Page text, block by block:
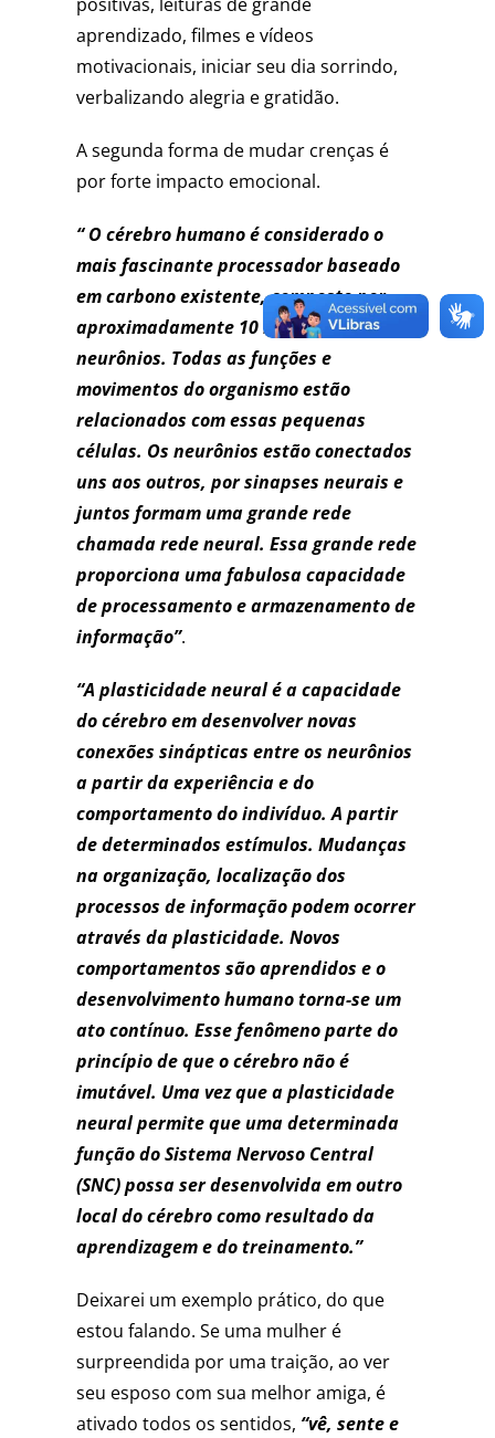
aprendizado, filmes e vídeos
motivacionais, iniciar seu dia sorrindo,
verbalizando alegria e gratidão.
A segunda forma de mudar crenças é
por forte impacto emocional.
“ O cérebro humano é considerado o
mais fascinante processador baseado
em carbono existente, composto por
aproximadamente 10 bilhões de
neurônios. Todas as funções e
movimentos do organismo estão
relacionados com essas pequenas
células. Os neurônios estão conectados
uns aos outros, por sinapses neurais e
juntos formam uma grande rede
chamada rede neural. Essa grande rede
proporciona uma fabulosa capacidade
de processamento e armazenamento de
informação”.
“A plasticidade neural é a capacidade
do cérebro em desenvolver novas
conexões sinápticas entre os neurônios
a partir da experiência e do
comportamento do indivíduo. A partir
de determinados estímulos. Mudanças
na organização, localização dos
processos de informação podem ocorrer
através da plasticidade. Novos
comportamentos são aprendidos e o
desenvolvimento humano torna-se um
ato contínuo. Esse fenômeno parte do
princípio de que o cérebro não é
imutável. Uma vez que a plasticidade
neural permite que uma determinada
função do Sistema Nervoso Central
(SNC) possa ser desenvolvida em outro
local do cérebro como resultado da
aprendizagem e do treinamento.”
Deixarei um exemplo prático, do que
estou falando. Se uma mulher é
surpreendida por uma traição, ao ver
seu esposo com sua melhor amiga, é
ativado todos os sentidos, “vê, sente e